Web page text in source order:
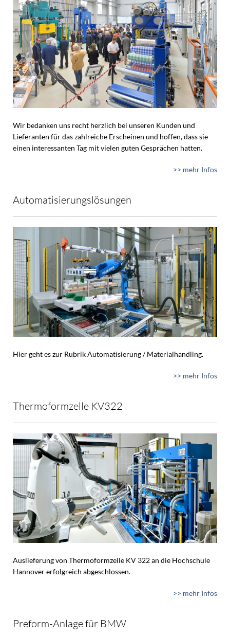
Wir bedanken uns recht herzlich bei unseren Kunden und
Lieferanten für das zahlreiche Erscheinen und hoffen, dass sie
einen interessanten Tag mit vielen guten Gesprächen hatten.
>> mehr Infos
Automatisierungslösungen
Hier geht es zur Rubrik Automatisierung / Materialhandling.
>> mehr Infos
Thermoformzelle KV322
Auslieferung von Thermoformzelle KV 322 an die Hochschule
Hannover erfolgreich abgeschlossen.
>> mehr Infos
Preform-Anlage für BMW